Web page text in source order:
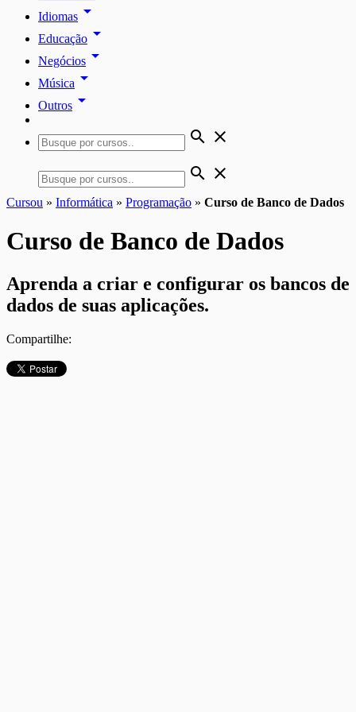
Idiomas arrow_drop_down
Educação arrow_drop_down
Negócios arrow_drop_down
Música arrow_drop_down
Outros arrow_drop_down
search close
search close
Cursou » Informática » Programação » Curso de Banco de Dados
Curso de Banco de Dados
Aprenda a criar e configurar os bancos de
dados de suas aplicações.
Compartilhe: